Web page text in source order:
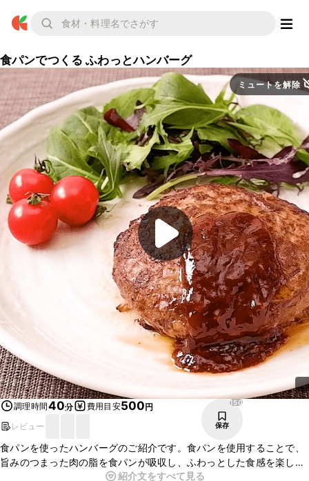
食パンでつくる ふわっとハンバーグ
ミュートを解除
調理時間40分 費用目安500円
レビュー
150
保存
食パンを使ったハンバーグのご紹介です。食パンを使用することで、
旨みのつまった肉の脂を食パンが吸収し、ふわっとした食感を楽しめ
るハンバーグに仕上がります。ぜひ一度お試しください。
紹介文をすべて見る